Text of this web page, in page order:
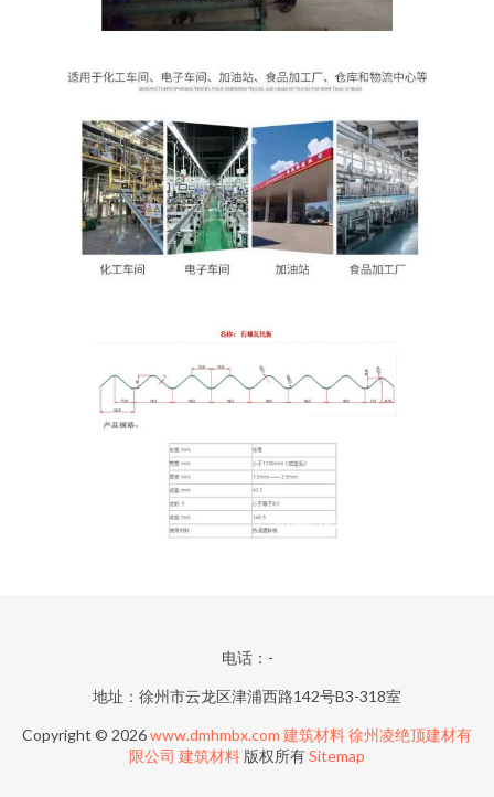
电话：-
地址：徐州市云龙区津浦西路142号B3-318室
Copyright © 2026www.dmhmbx.com 建筑材料徐州凌绝顶建材有
限公司 建筑材料 版权所有Sitemap